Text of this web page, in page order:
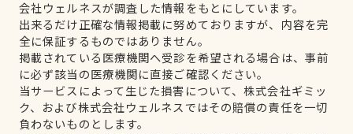
会社ウェルネスが調査した情報をもとにしています。
出来るだけ正確な情報掲載に努めておりますが、内容を完
全に保証するものではありません。
掲載されている医療機関へ受診を希望される場合は、事前
に必ず該当の医療機関に直接ご確認ください。
当サービスによって生じた損害について、株式会社ギミッ
ク、および株式会社ウェルネスではその賠償の責任を一切
負わないものとします。